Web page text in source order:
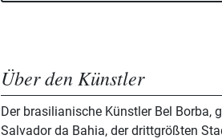
Über den Künstler
Der brasilianische Künstler Bel Borba,
Salvador da Bahia, der drittgrößten